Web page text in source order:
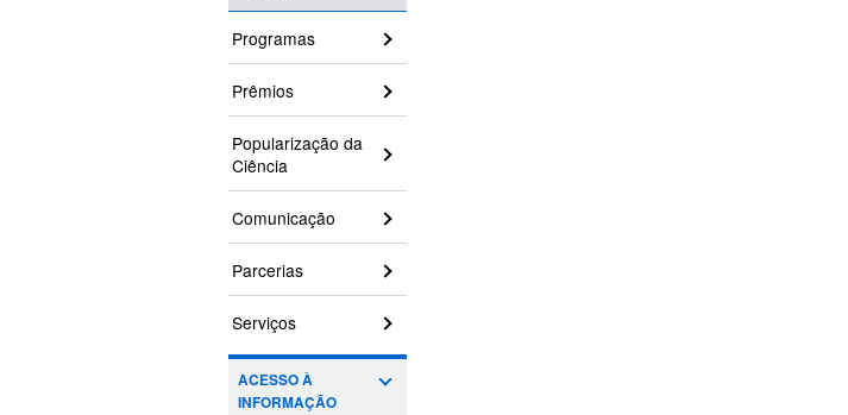
Programas
Prêmios
Popularização da
Ciência
Comunicação
Parcerias
Serviços
ACESSO À
INFORMAÇÃO